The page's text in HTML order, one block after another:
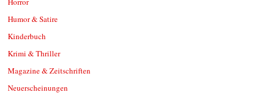
Humor & Satire
Kinderbuch
Krimi & Thriller
Magazine & Zeitschriften
Neuerscheinungen